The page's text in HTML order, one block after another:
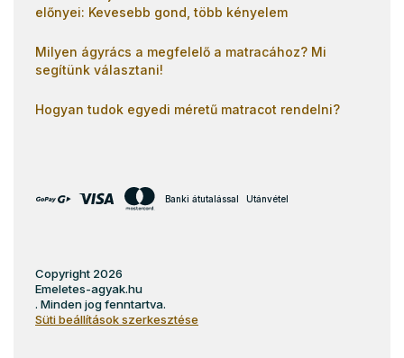
előnyei: Kevesebb gond, több kényelem
Milyen ágyrács a megfelelő a matracához? Mi
segítünk választani!
Hogyan tudok egyedi méretű matracot rendelni?
Banki átutalással Utánvétel
Copyright 2026
Emeletes-agyak.hu
. Minden jog fenntartva.
Süti beállítások szerkesztése